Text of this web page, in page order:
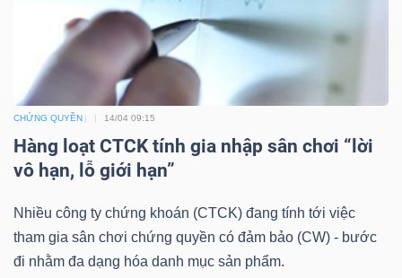
CHỨNG QUYỀN 14/04 09:15
Hàng loạt CTCK tính gia nhập sân chơi “lời
vô hạn, lỗ giới hạn”
Nhiều công ty chứng khoán (CTCK) đang tính tới việc
tham gia sân chơi chứng quyền có đảm bảo (CW) - bước
đi nhằm đa dạng hóa danh mục sản phẩm.
Tất cả Người nội bộ Người liên quan
tức
(-)
Bài
viết